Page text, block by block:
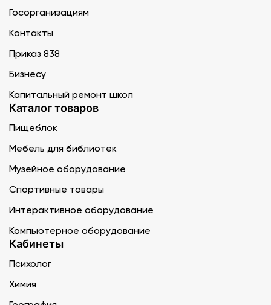
Госорганизациям
Контакты
Приказ 838
Бизнесу
Капитальный ремонт школ
Каталог товаров
Пищеблок
Мебель для библиотек
Музейное оборудование
Спортивные товары
Интерактивное оборудование
Компьютерное оборудование
Кабинеты
Психолог
Химия